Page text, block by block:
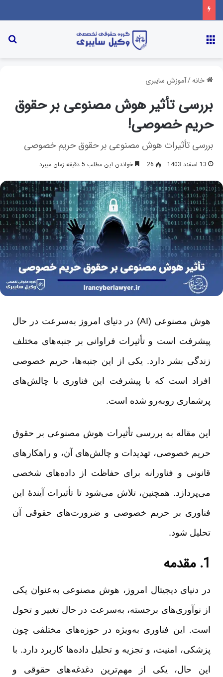
خانه/آموزش سایبری
بررسی تأثیر هوش مصنوعی بر حقوق
حریم خصوصی!
بررسی تأثیرات هوش مصنوعی بر حقوق حریم خصوصی
13 اسفند 1403 26 خواندن این مطلب 5 دقیقه زمان میبرد
هوش مصنوعی (AI) در دنیای امروز به‌سرعت در حال
پیشرفت است و تأثیرات فراوانی بر جنبه‌های مختلف
زندگی بشر دارد. یکی از این جنبه‌ها، حریم خصوصی
افراد است که با پیشرفت این فناوری با چالش‌های
پرشماری روبه‌رو شده است.
این مقاله به بررسی تأثیرات هوش مصنوعی بر حقوق
حریم خصوصی، تهدیدات و چالش‌های آن، و راهکارهای
قانونی و فناورانه برای حفاظت از داده‌های شخصی
می‌پردازد. همچنین، تلاش می‌شود تا تأثیرات آیندۀ این
فناوری بر حریم خصوصی و ضرورت‌های حقوقی آن
تحلیل شود.
1. مقدمه
در دنیای دیجیتال امروز، هوش مصنوعی به‌عنوان یکی
از نوآوری‌های برجسته، به‌سرعت در حال تغییر و تحول
است. این فناوری به‌ویژه در حوزه‌های مختلفی چون
پزشکی، امنیت، و تجزیه و تحلیل داده‌ها کاربرد دارد. با
این حال، یکی از مهم‌ترین دغدغه‌های حقوقی و